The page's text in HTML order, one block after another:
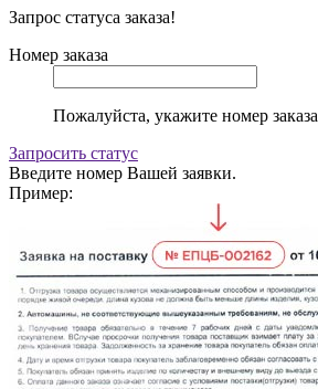
Запрос статуса заказа!
Номер заказа
Пожалуйста, укажите номер заказа
Запросить статус
Введите номер Вашей заявки.
Пример: